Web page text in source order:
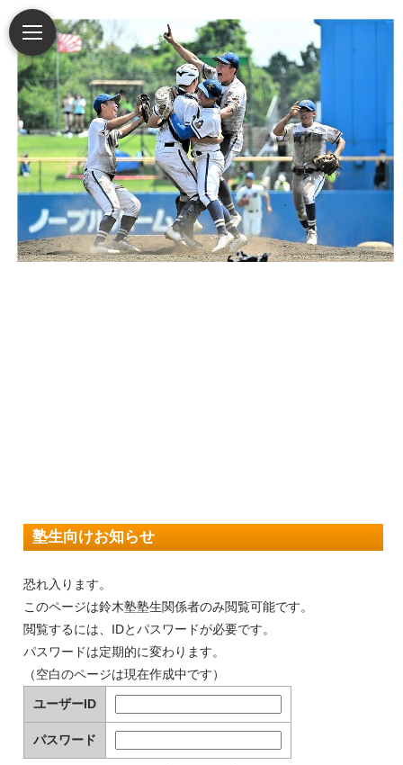
塾生向けお知らせ
恐れ入ります。
このページは鈴木塾塾生関係者のみ閲覧可能です。
閲覧するには、IDとパスワードが必要です。
パスワードは定期的に変わります。
（空白のページは現在作成中です）
ユーザーID
パスワード